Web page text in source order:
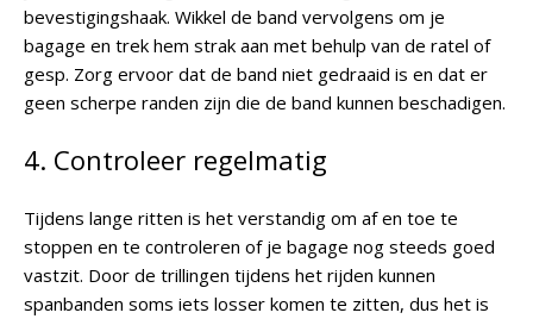
bevestigingshaak. Wikkel de band vervolgens om je
bagage en trek hem strak aan met behulp van de ratel of
gesp. Zorg ervoor dat de band niet gedraaid is en dat er
geen scherpe randen zijn die de band kunnen beschadigen.
4. Controleer regelmatig
Tijdens lange ritten is het verstandig om af en toe te
stoppen en te controleren of je bagage nog steeds goed
vastzit. Door de trillingen tijdens het rijden kunnen
spanbanden soms iets losser komen te zitten, dus het is